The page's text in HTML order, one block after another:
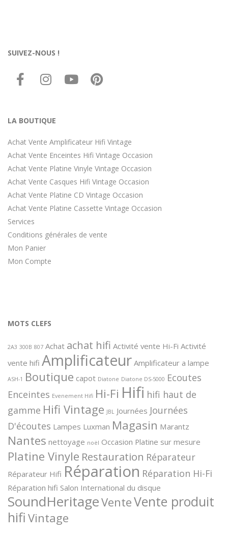
SUIVEZ-NOUS !
LA BOUTIQUE
Achat Vente Amplificateur Hifi Vintage
Achat Vente Enceintes Hifi Vintage Occasion
Achat Vente Platine Vinyle Vintage Occasion
Achat Vente Casques Hifi Vintage Occasion
Achat Vente Platine CD Vintage Occasion
Achat Vente Platine Cassette Vintage Occasion
Services
Conditions générales de vente
Mon Panier
Mon Compte
MOTS CLEFS
2A3 300B 807 Achat achat hifi Activité vente Hi-Fi Activité
vente hifi Amplificateur Amplificateur a lampe
ASH-1 Boutique capot Diatone Diatone DS-5000 Ecoutes
Enceintes Evenement Hifi Hi-Fi Hifi hifi haut de
gamme Hifi Vintage JBL Journées Journées
D'écoutes Lampes Luxman Magasin Marantz
Nantes nettoyage noël Occasion Platine sur mesure
Platine Vinyle Restauration Réparateur
Réparateur Hifi Réparation Réparation Hi-Fi
Réparation hifi Salon International du disque
SoundHeritageVenteVente produit
hifi Vintage